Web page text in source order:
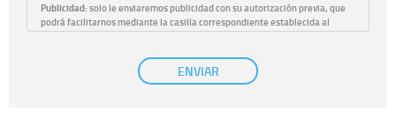
Publicidad:solo le enviaremos publicidad con su autorización previa, que
podrá facilitarnos mediante la casilla correspondiente establecida al
efecto.
únicamente trataremos sus datos con su consentimiento
previo, que podrá facilitarnos mediante la casilla correspondiente
ENVIAR